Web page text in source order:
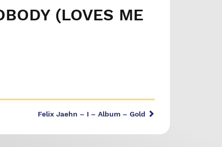
(LOVES ME
Felix Jaehn – I – Album – Gold